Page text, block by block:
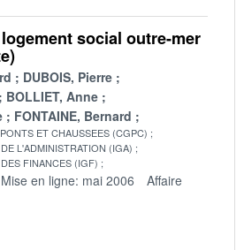
social outre-mer
DUBOIS, Pierre
BOLLIET, Anne
FONTAINE, Bernard
ET CHAUSSEES (CGPC)
L'ADMINISTRATION (IGA)
FINANCES (IGF)
Mise en ligne: mai 2006
Affaire